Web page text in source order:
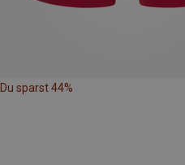
Du sparst 44%